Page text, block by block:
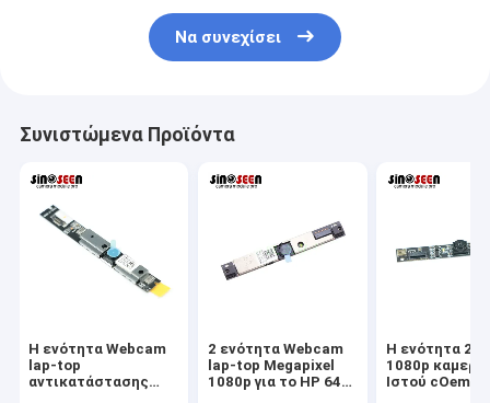
Να συνεχίσει
Συνιστώμενα Προϊόντα
Η ενότητα Webcam
lap-top
αντικατάστασης
2 ενότητα Webcam
lap-top Megapixel
1080p για το HP 640
Η ενότητα
1080p
Ιστού cOem